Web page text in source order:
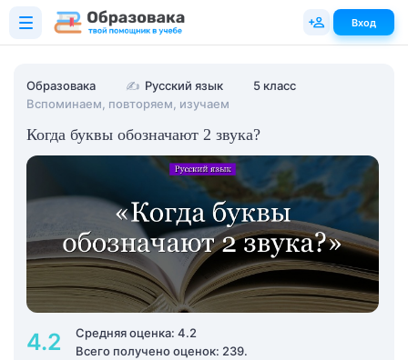
Образовака ✍ Русский язык
5 класс
Вспоминаем, повторяем, изучаем
Когда буквы обозначают 2 звука?
4.2
Средняя оценка: 4.2
Всего получено оценок: 239.
Вход